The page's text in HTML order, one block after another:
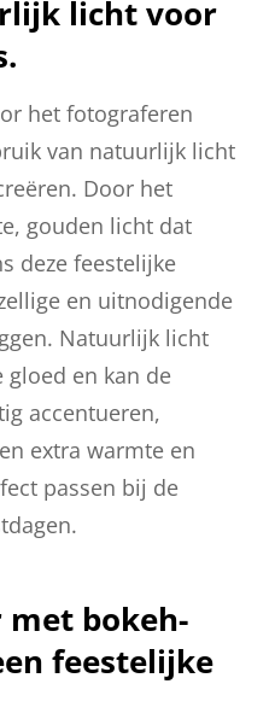
licht voor
het fotograferen
van natuurlijk licht
Door het
gouden licht dat
deze feestelijke
en uitnodigende
Natuurlijk licht
gloed en kan de
accentueren,
extra warmte en
passen bij de
met bokeh-
feestelijke